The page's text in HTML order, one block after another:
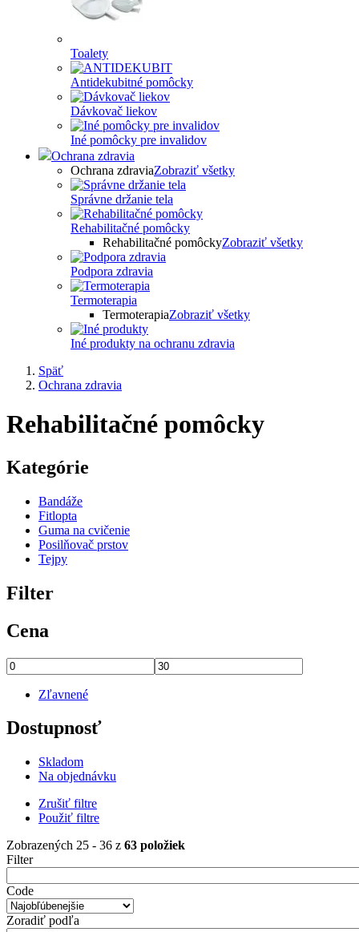
Toalety
Antidekubitné pomôcky
Dávkovač liekov
Iné pomôcky pre invalidov
Ochrana zdravia
Ochrana zdraviaZobraziť všetky
Správne držanie tela
Rehabilitačné pomôcky
Rehabilitačné pomôckyZobraziť všetky
Podpora zdravia
Termoterapia
TermoterapiaZobraziť všetky
Iné produkty na ochranu zdravia
Späť
Ochrana zdravia
Rehabilitačné pomôcky
Kategórie
Bandáže
Fitlopta
Guma na cvičenie
Posilňovač prstov
Tejpy
Filter
Cena
Zľavnené
Dostupnosť
Skladom
Na objednávku
Zrušiť filtre
Použiť filtre
Zobrazených 25 - 36 z 63 položiek
Filter
Code
Zoradiť podľa